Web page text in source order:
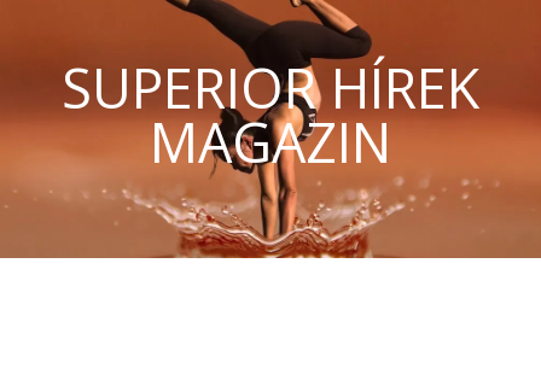
SUPERIOR HÍREK
MAGAZIN